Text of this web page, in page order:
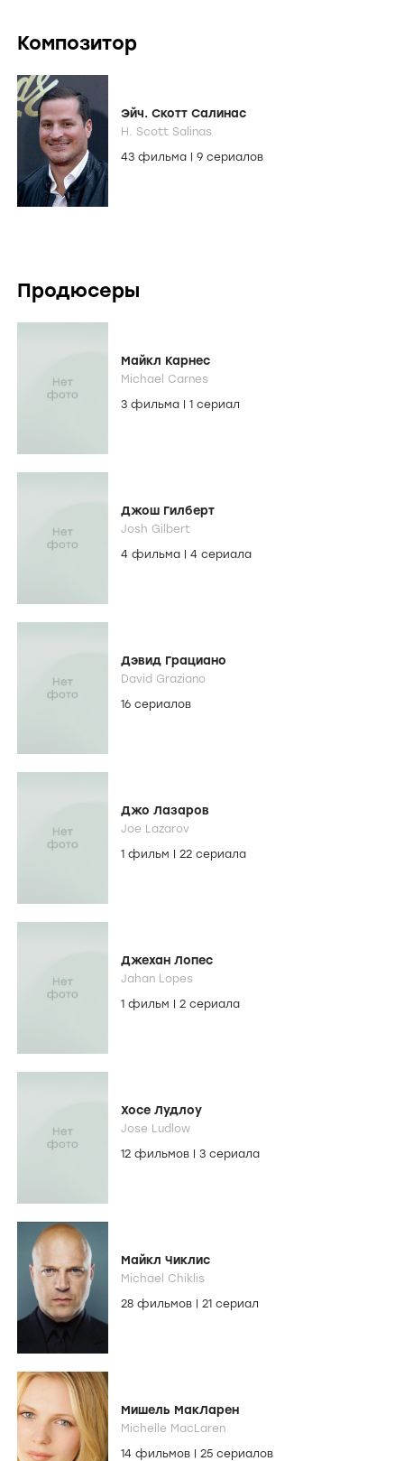
Композитор
Эйч. Скотт Салинас
H. Scott Salinas
43 фильма
9 сериалов
Продюсеры
Майкл Карнес
Michael Carnes
3 фильма
1 сериал
Джош Гилберт
Josh Gilbert
4 фильма
4 сериала
Дэвид Грациано
David Graziano
16 сериалов
Джо Лазаров
Joe Lazarov
1 фильм
22 сериала
Джехан Лопес
Jahan Lopes
1 фильм
2 сериала
Хосе Лудлоу
Jose Ludlow
12 фильмов
3 сериала
Майкл Чиклис
Michael Chiklis
28 фильмов
21 сериал
Мишель МакЛарен
Michelle MacLaren
14 фильмов
25 сериалов